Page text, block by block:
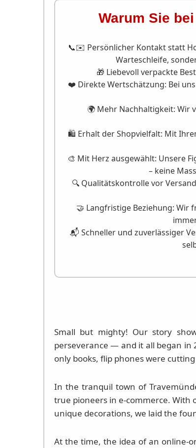
Warum Sie
📞✉️ Persönlicher Kontakt statt
Warteschleife,
🎁 Liebevoll verpackte
❤️ Direkte Wertschätzung: Bei
🌍 Mehr Nachhaltigkeit: Wir
🛍️ Erhalt der Shopvielfalt: Mit
🎨 Mit Herz ausgewählt: Unsere
– keine
🔍 Qualitätskontrolle vor
🤝 Langfristige Beziehung: Wir
📬 Schneller und zuverlässiger
Small but mighty! Our story
perseverance — and it all began in
only books, flip phones were
In the tranquil town of
true pioneers in e-commerce. With
unique decorations, we laid the
At the time, the idea of an online-